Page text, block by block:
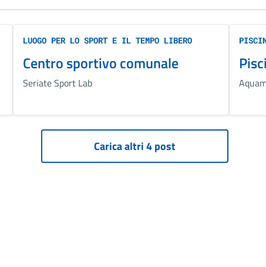
LUOGO PER LO SPORT E IL TEMPO LIBERO
Centro sportivo comunale
Seriate Sport Lab